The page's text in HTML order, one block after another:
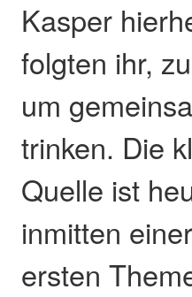
Kasper
folgten ihr,
um
trinken. Die
Quelle ist
inmitten
ersten